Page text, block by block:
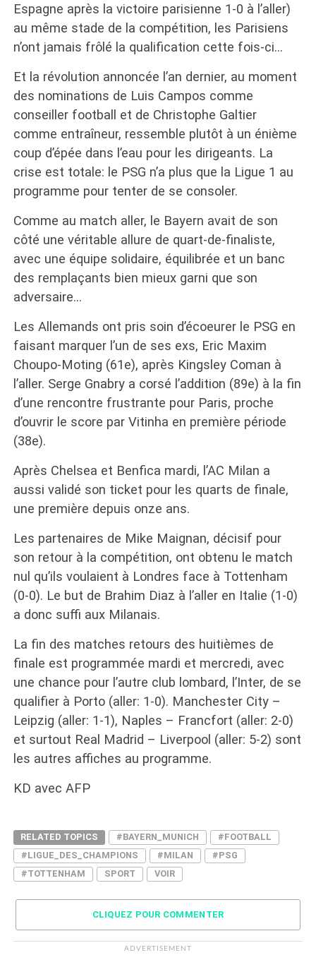
Espagne après la victoire parisienne 1-0 à l’aller)
au même stade de la compétition, les Parisiens
n’ont jamais frôlé la qualification cette fois-ci…
Et la révolution annoncée l’an dernier, au moment
des nominations de Luis Campos comme
conseiller football et de Christophe Galtier
comme entraîneur, ressemble plutôt à un énième
coup d’épée dans l’eau pour les dirigeants. La
crise est totale: le PSG n’a plus que la Ligue 1 au
programme pour tenter de se consoler.
Comme au match aller, le Bayern avait de son
côté une véritable allure de quart-de-finaliste,
avec une équipe solidaire, équilibrée et un banc
des remplaçants bien mieux garni que son
adversaire…
Les Allemands ont pris soin d’écoeurer le PSG en
faisant marquer l’un de ses exs, Eric Maxim
Choupo-Moting (61e), après Kingsley Coman à
l’aller. Serge Gnabry a corsé l’addition (89e) à la fin
d’une rencontre frustrante pour Paris, proche
d’ouvrir le score par Vitinha en première période
(38e).
Après Chelsea et Benfica mardi, l’AC Milan a
aussi validé son ticket pour les quarts de finale,
une première depuis onze ans.
Les partenaires de Mike Maignan, décisif pour
son retour à la compétition, ont obtenu le match
nul qu’ils voulaient à Londres face à Tottenham
(0-0). Le but de Brahim Diaz à l’aller en Italie (1-0)
a donc suffi aux Milanais.
La fin des matches retours des huitièmes de
finale est programmée mardi et mercredi, avec
une chance pour l’autre club lombard, l’Inter, de se
qualifier à Porto (aller: 1-0). Manchester City –
Leipzig (aller: 1-1), Naples – Francfort (aller: 2-0)
et surtout Real Madrid – Liverpool (aller: 5-2) sont
les autres affiches au programme.
KD avec AFP
RELATED TOPICS #BAYERN_MUNICH
#FOOTBALL
#LIGUE_DES_CHAMPIONS
#MILAN
#PSG
#TOTTENHAM
SPORT VOIR
CLIQUEZ POUR COMMENTER
ADVERTISEMENT